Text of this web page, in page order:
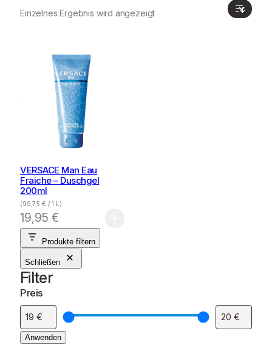
Einzelnes Ergebnis wird angezeigt
VERSACE Man Eau
Fraiche – Duschgel
200ml
(99,75 € / 1 L)
19,95€
Produkte filtern
Schließen
Filter
Preis
Anwenden